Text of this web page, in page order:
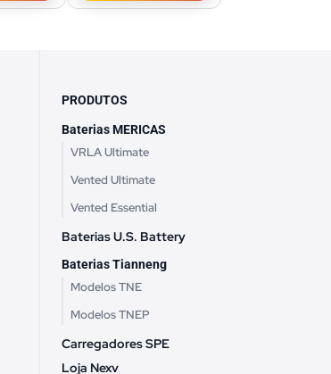
PRODUTOS
Baterias MERICAS
VRLA Ultimate
Vented Ultimate
Vented Essential
Baterias U.S. Battery
Baterias Tianneng
Modelos TNE
Modelos TNEP
Carregadores SPE
Loja Nexv